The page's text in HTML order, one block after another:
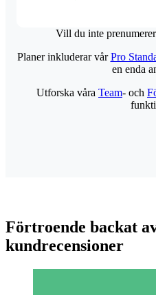
Vill du inte
Planer inkluderar vårPro
en enda
Utforska våra Team- och
Förtroende backat
kundrecensioner